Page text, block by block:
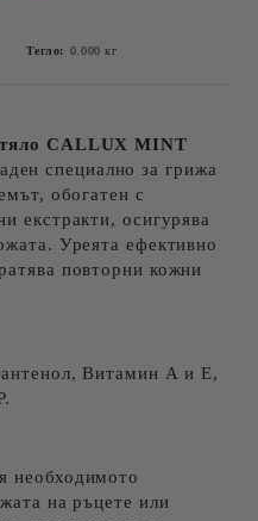
Тегло: 0.000 кг
CALLUX MINT
специално за грижа
обогатен с
екстракти, осигурява
Уреята ефективно
повторни кожни
Витамин А и Е,
необходимото
на ръцете или